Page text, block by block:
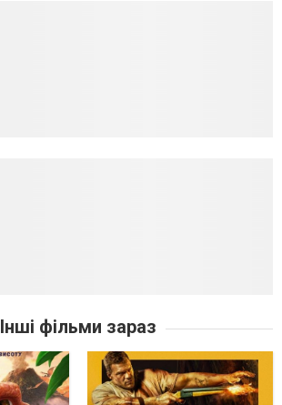
Інші фільми зараз